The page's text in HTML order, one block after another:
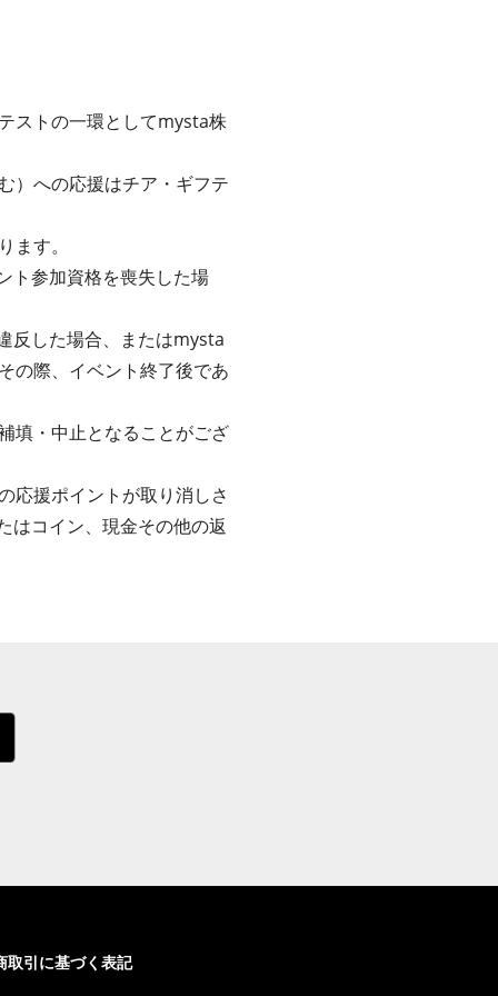
ストの一環としてmysta株
）への応援はチア・ギフテ
す。
ト参加資格を喪失した場
反した場合、またはmysta
の際、イベント終了後であ
填・中止となることがござ
応援ポイントが取り消しさ
はコイン、現金その他の返
取引に基づく表記